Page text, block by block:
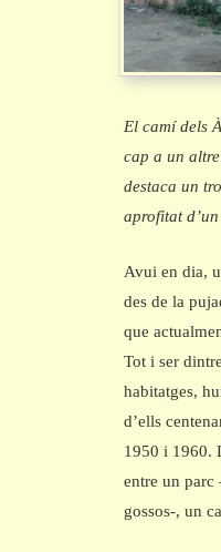
El camí dels
cap a un
destaca un
aprofitat
Avui en dia,
des de la
que
Tot i ser
habitatges,
d’ells
1950 i 1960.
entre un parc
gossos-, un